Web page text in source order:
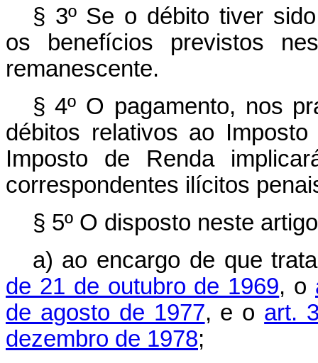
§ 3º Se o débito tiver
os benefícios previstos
remanescente.
§ 4º O pagamento, nos
débitos relativos ao
Imposto de Renda
correspondentes ilícitos
§ 5º O disposto neste
a) ao encargo de que
de 21 de outubro de 1969, o
de agosto de 1977, e o art.
dezembro de 1978;